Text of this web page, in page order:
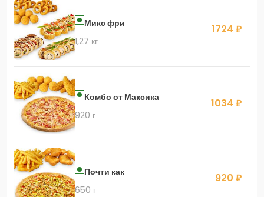
Микс фри
1,27 кг
1724 ₽
Комбо от Максика
920 г
1034 ₽
Почти как
650 г
920 ₽